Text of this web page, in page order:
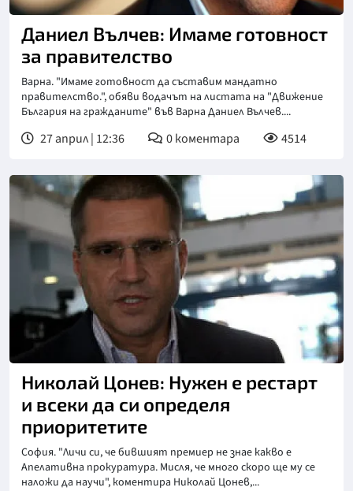
Даниел Вълчев: Имаме готовност
за правителство
Варна. "Имаме готовност да съставим мандатно
правителство.", обяви водачът на листата на "Движение
България на гражданите" във Варна Даниел Вълчев....
27 април | 12:36 0коментара 4514
Николай Цонев: Нужен е рестарт
и всеки да си определя
приоритетите
София. "Личи си, че бившият премиер не знае какво е
Апелативна прокуратура. Мисля, че много скоро ще му се
наложи да научи", коментира Николай Цонев,...